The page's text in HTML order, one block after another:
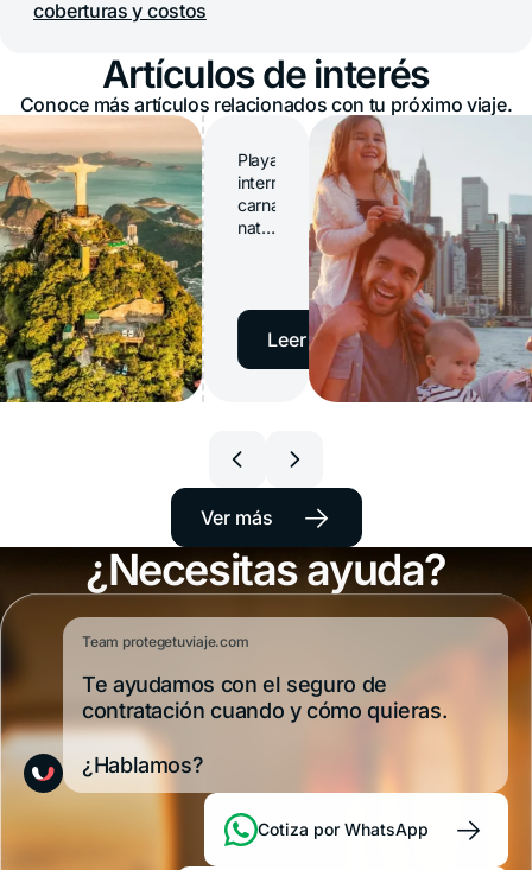
coberturas y costos
Artículos de interés
Conoce más artículos relacionados con tu próximo viaje.
y
Playas
interminables,
carnaval,
naturaleza
exuberante
y
fútbol:
Brasil
es
uno
de
los
favoritos
los
viajeros
latinoamericanos
y,
por
cercanía,
muchos
lo
visitan
sin
demasiado
en la
cobertura
médica.
Leer artículo →
viaje para
Estados
Unidos en
2026: por qué
lo necesitás y
qué plan
elegir
Ver más →
¿Necesitas ayuda?
Team protegetuviaje.com
Te ayudamos con el seguro de
contratación cuando y cómo quieras.
¿Hablamos?
Cotiza por WhatsApp →